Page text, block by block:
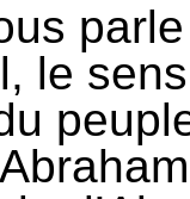
le